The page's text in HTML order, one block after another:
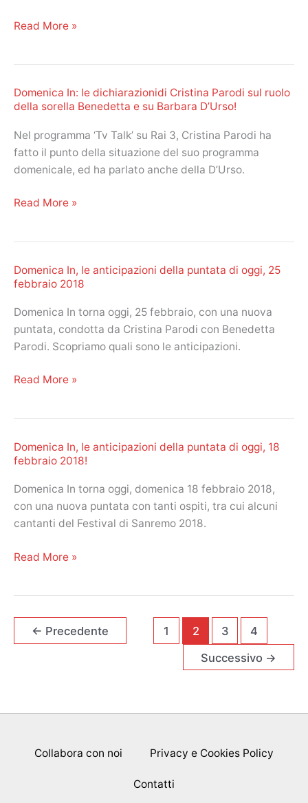
Domenica
sarà
sostituita
da
Paola
Iezzi
da
Read More »
Domenica In: le dichiarazionidi Cristina Parodi sul ruolo
della sorella Benedetta e su Barbara D’Urso!
Nel programma ‘Tv Talk’ su Rai 3, Cristina Parodi ha
fatto il punto della situazione del suo programma
domenicale, ed ha parlato anche della D’Urso.
Domenica
Cristina
Parodi
sul
ruolo
della
Benedetta
D’Urso!
Read More »
Domenica In, le anticipazioni della puntata di oggi, 25
febbraio 2018
Domenica In torna oggi, 25 febbraio, con una nuova
puntata, condotta da Cristina Parodi con Benedetta
Parodi. Scopriamo quali sono le anticipazioni.
Domenica
della
puntata
di
2018
Read More »
Domenica In, le anticipazioni della puntata di oggi, 18
febbraio 2018!
Domenica In torna oggi, domenica 18 febbraio 2018,
con una nuova puntata con tanti ospiti, tra cui alcuni
cantanti del Festival di Sanremo 2018.
Domenica
della
puntata
febbraio
Read More »
← Precedente 1 2 3
4
Successivo →
Collabora con noi Privacy e Cookies Policy
Contatti